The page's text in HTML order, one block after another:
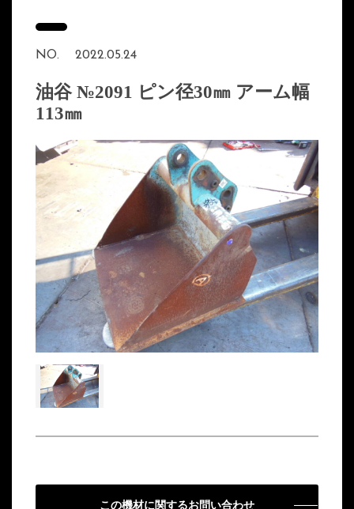
NO. 2022.05.24
油谷 №2091 ピン径30㎜ アーム幅
113㎜
この機材に関するお問い合わせ